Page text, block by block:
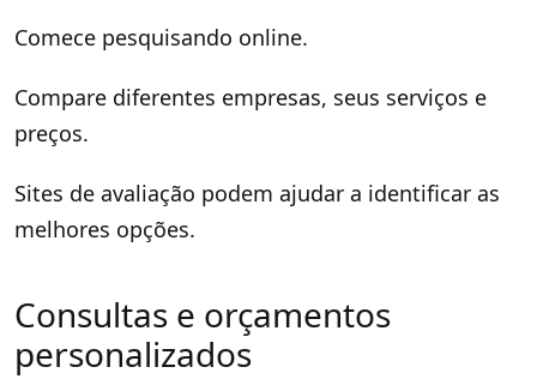
Comece pesquisando online.
Compare diferentes empresas, seus serviços e
preços.
Sites de avaliação podem ajudar a identificar as
melhores opções.
Consultas e orçamentos
personalizados